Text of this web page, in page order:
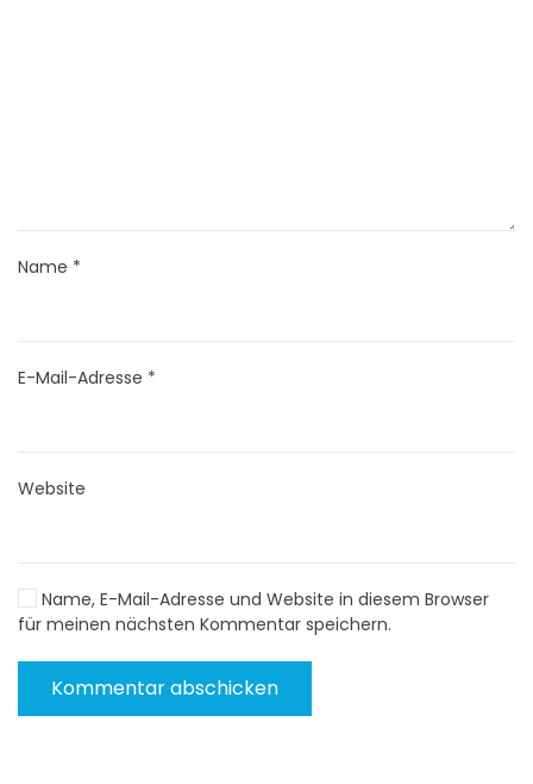
Name *
E-Mail-Adresse *
Website
Name, E-Mail-Adresse und Website in diesem Browser
für meinen nächsten Kommentar speichern.
Kommentar abschicken